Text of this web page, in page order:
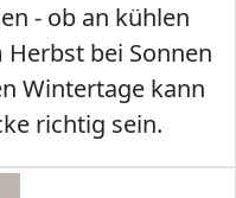
- ob an kühlen
bei Sonnen
Wintertage kann
richtig sein.